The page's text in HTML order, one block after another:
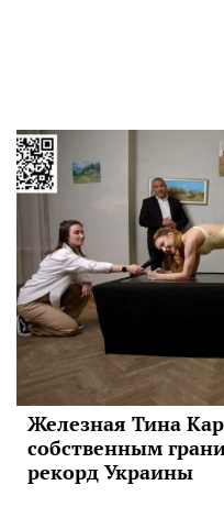
Железная Тина
собственным
рекорд Украины